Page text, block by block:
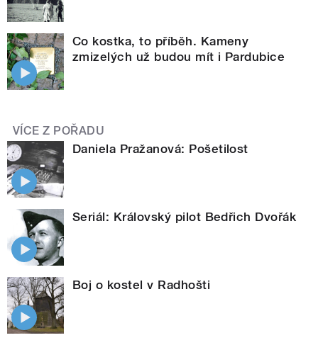
Co kostka, to příběh. Kameny
zmizelých už budou mít i Pardubice
VÍCE Z POŘADU
Daniela Pražanová: Pošetilost
Seriál: Královský pilot Bedřich Dvořák
Boj o kostel v Radhošti